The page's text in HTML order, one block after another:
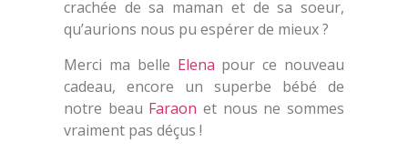
crachée de sa maman et de sa soeur,
qu’aurions nous pu espérer de mieux ?
Merci ma belle Elena pour ce nouveau
cadeau, encore un superbe bébé de
notre beau Faraon et nous ne sommes
vraiment pas déçus !